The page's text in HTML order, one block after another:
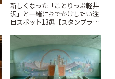
新しくなった「ことりっぷ軽井
沢」と一緒におでかけしたい注
目スポット13選【スタンプラリ